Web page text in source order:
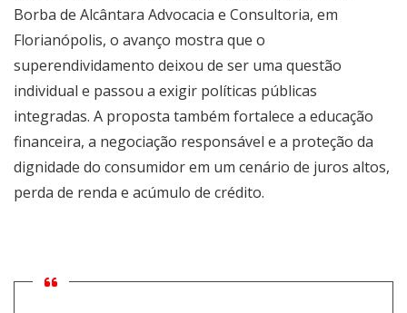
Borba de Alcântara Advocacia e Consultoria, em
Florianópolis, o avanço mostra que o
superendividamento deixou de ser uma questão
individual e passou a exigir políticas públicas
integradas. A proposta também fortalece a educação
financeira, a negociação responsável e a proteção da
dignidade do consumidor em um cenário de juros altos,
perda de renda e acúmulo de crédito.